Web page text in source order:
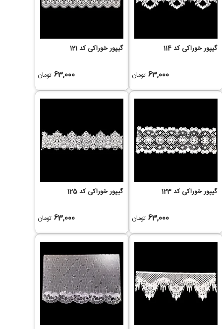
گیپور خوراکی کد 114
63,000 تومان
گیپور خوراکی کد 121
63,000 تومان
گیپور خوراکی کد 123
63,000 تومان
گیپور خوراکی کد 125
63,000 تومان